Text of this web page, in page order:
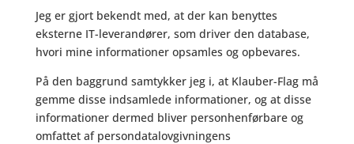
Jeg er gjort bekendt med, at der kan benyttes
eksterne IT-leverandører, som driver den database,
hvori mine informationer opsamles og opbevares.
På den baggrund samtykker jeg i, at Klauber-Flag må
gemme disse indsamlede informationer, og at disse
informationer dermed bliver personhenførbare og
omfattet af persondatalovgivningens